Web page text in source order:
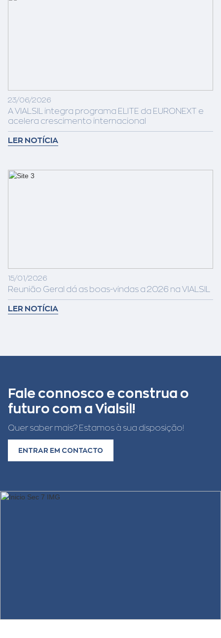
23/06/2026
A VIALSIL integra programa ELITE da EURONEXT e
acelera crescimento internacional
LER NOTÍCIA
15/01/2026
Reunião Geral dá as boas-vindas a 2026 na VIALSIL
LER NOTÍCIA
Fale connosco e construa o
futuro com a Vialsil!
Quer saber mais? Estamos à sua disposição!
ENTRAR EM CONTACTO